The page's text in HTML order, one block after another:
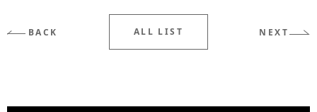
BACK ALL LIST NEXT